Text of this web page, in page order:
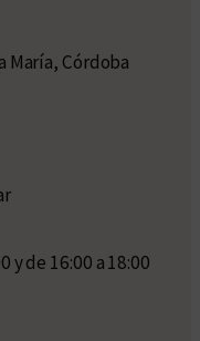
María, Córdoba
y de 16:00 a 18:00